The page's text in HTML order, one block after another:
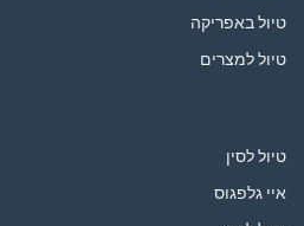
טיול באפריקה
טיול למצרים
טיול לסין
איי גלפגוס